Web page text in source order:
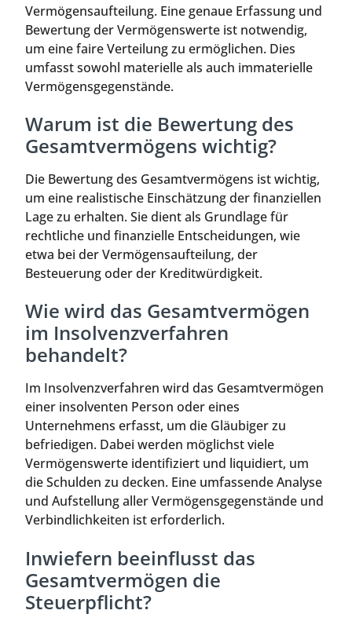
Vermögensaufteilung. Eine genaue Erfassung und
Bewertung der Vermögenswerte ist notwendig,
um eine faire Verteilung zu ermöglichen. Dies
umfasst sowohl materielle als auch immaterielle
Vermögensgegenstände.
Warum ist die Bewertung des
Gesamtvermögens wichtig?
Die Bewertung des Gesamtvermögens ist wichtig,
um eine realistische Einschätzung der finanziellen
Lage zu erhalten. Sie dient als Grundlage für
rechtliche und finanzielle Entscheidungen, wie
etwa bei der Vermögensaufteilung, der
Besteuerung oder der Kreditwürdigkeit.
Wie wird das Gesamtvermögen
im Insolvenzverfahren
behandelt?
Im Insolvenzverfahren wird das Gesamtvermögen
einer insolventen Person oder eines
Unternehmens erfasst, um die Gläubiger zu
befriedigen. Dabei werden möglichst viele
Vermögenswerte identifiziert und liquidiert, um
die Schulden zu decken. Eine umfassende Analyse
und Aufstellung aller Vermögensgegenstände und
Verbindlichkeiten ist erforderlich.
Inwiefern beeinflusst das
Gesamtvermögen die
Steuerpflicht?